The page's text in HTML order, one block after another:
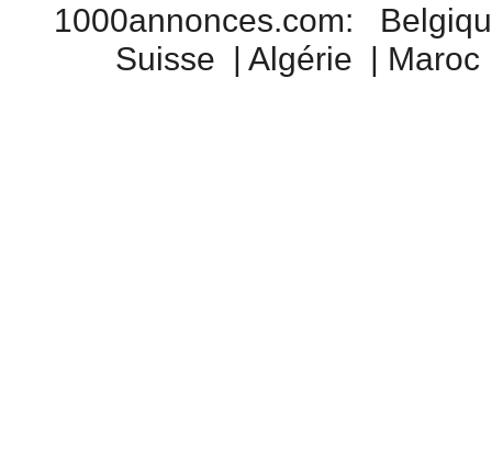
1000annonces.com:
Suisse | Algérie | Maroc